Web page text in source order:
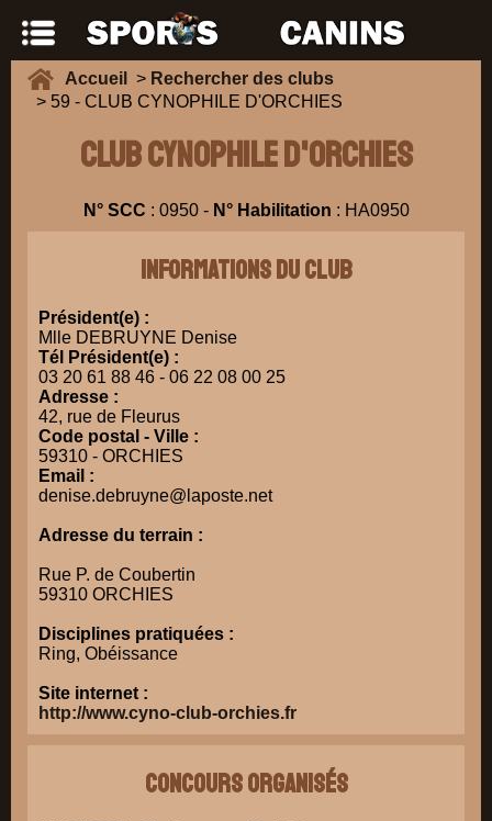
Accueil > Rechercher des clubs
> 59 - CLUB CYNOPHILE D'ORCHIES
CLUB CYNOPHILE D'ORCHIES
N° SCC : 0950 - N° Habilitation : HA0950
Informations du club
Président(e) :
Mlle DEBRUYNE Denise
Tél Président(e) :
03 20 61 88 46 - 06 22 08 00 25
Adresse :
42, rue de Fleurus
Code postal - Ville :
59310 - ORCHIES
Email :
denise.debruyne@laposte.net
Adresse du terrain :
Rue P. de Coubertin
59310 ORCHIES
Disciplines pratiquées :
Ring, Obéissance
Site internet :
http://www.cyno-club-orchies.fr
Concours organisés